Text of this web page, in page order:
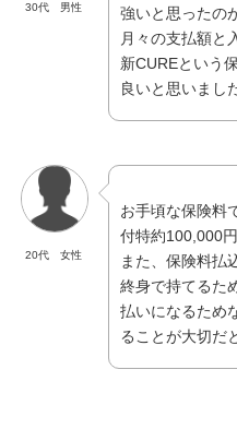
30代 男性
強いと思ったの
月々の支払額と
新CUREという
良いと思いまし
20代 女性
お手頃な保険料
付特約100,000
また、保険料払
終身で持てるた
払いになるため
ることが大切だ